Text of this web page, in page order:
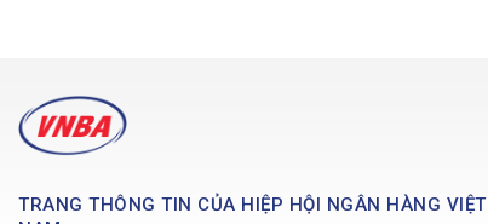
TRANG THÔNG TIN CỦA HIỆP HỘI NGÂN HÀNG VIỆT